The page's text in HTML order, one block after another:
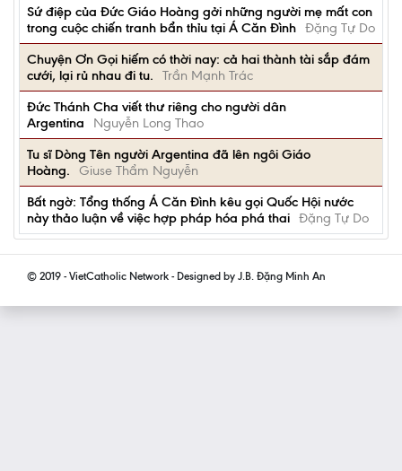
Sứ điệp của Đức Giáo Hoàng gởi những người mẹ mất con
trong cuộc chiến tranh bẩn thỉu tại Á Căn Đình Đặng Tự Do
Chuyện Ơn Gọi hiếm có thời nay: cả hai thành tài sắp đám
cưới, lại rủ nhau đi tu.
Trần Mạnh Trác
Đức Thánh Cha viết thư riêng cho người dân
Argentina
Nguyễn Long Thao
Tu sĩ Dòng Tên người Argentina đã lên ngôi Giáo
Hoàng.
Giuse Thẩm Nguyễn
Bất ngờ: Tổng thống Á Căn Đình kêu gọi Quốc Hội nước
này thảo luận về việc hợp pháp hóa phá thai Đặng Tự Do
© 2019 - VietCatholic Network - Designed by J.B. Đặng Minh An